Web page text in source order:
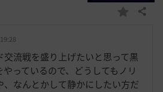
お
入
り
共有する
流戦を盛り上げたいと思って黒
っているので、どうしてもノリ
、なんとかして静かにしたい方だ